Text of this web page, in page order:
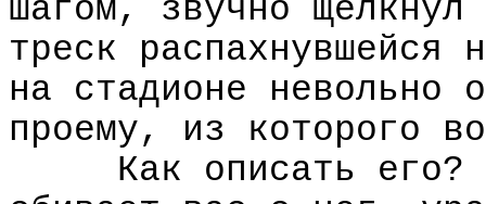
шагом, звучно
треск распахнувшейся
на стадионе невольно
проему, из которого
Как описать